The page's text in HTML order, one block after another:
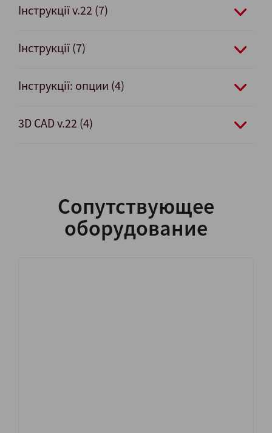
Інструкції v.22 (7)
Інструкції (7)
Інструкції: oпции (4)
3D CAD v.22 (4)
Сопутствующее
оборудование